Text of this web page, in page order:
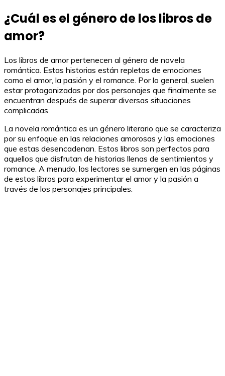
¿Cuál es el género de los libros de
amor?
Los libros de amor pertenecen al género de novela
romántica. Estas historias están repletas de emociones
como el amor, la pasión y el romance. Por lo general, suelen
estar protagonizadas por dos personajes que finalmente se
encuentran después de superar diversas situaciones
complicadas.
La novela romántica es un género literario que se caracteriza
por su enfoque en las relaciones amorosas y las emociones
que estas desencadenan. Estos libros son perfectos para
aquellos que disfrutan de historias llenas de sentimientos y
romance. A menudo, los lectores se sumergen en las páginas
de estos libros para experimentar el amor y la pasión a
través de los personajes principales.